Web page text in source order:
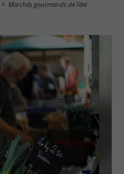
Marchés gourmands de l'été